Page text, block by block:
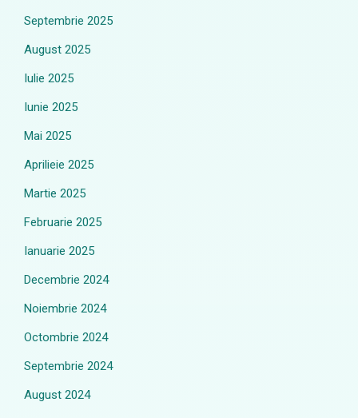
Septembrie 2025
August 2025
Iulie 2025
Iunie 2025
Mai 2025
Aprilieie 2025
Martie 2025
Februarie 2025
Ianuarie 2025
Decembrie 2024
Noiembrie 2024
Octombrie 2024
Septembrie 2024
August 2024